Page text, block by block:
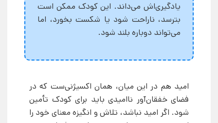
یادگیری‌اش می‌داند. این کودک ممکن است
بترسد، ناراحت شود یا شکست بخورد، اما
می‌تواند دوباره بلند شود.
امید هم در این میان، همان اکسیژنی‌ست که در
فضای خفقان‌آور ناامیدی باید برای کودک تأمین
شود. اگر امید نباشد، تلاش و انگیزه معنای خود را